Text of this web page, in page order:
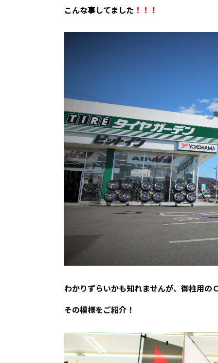
こんな事してました ！！！
わかりずらいかも知れませんが、御柱用の
その模様をご紹介！